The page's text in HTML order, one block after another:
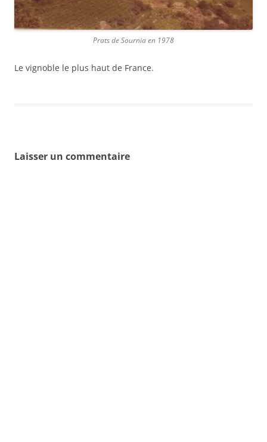
Prats de Sournia en 1978
Le vignoble le plus haut de France.
Laisser un commentaire